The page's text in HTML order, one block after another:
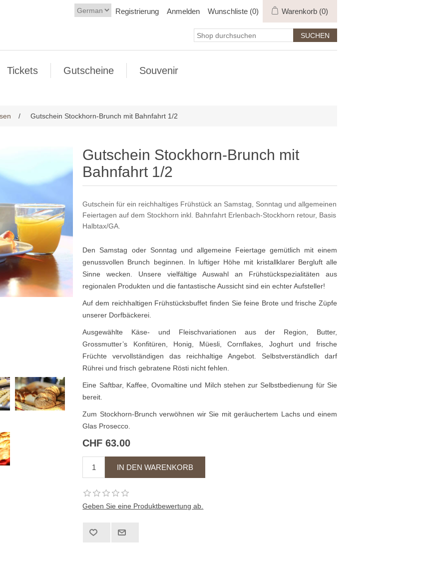
Registrierung Anmelden Wunschliste (0) Warenkorb (0)
Tickets Gutscheine Souvenir
/ Gutschein Stockhorn-Brunch mit Bahnfahrt 1/2
Gutschein Stockhorn-Brunch mit
Bahnfahrt 1/2
Gutschein für ein reichhaltiges Frühstück an Samstag, Sonntag und allgemeinen
Feiertagen auf dem Stockhorn inkl. Bahnfahrt Erlenbach-Stockhorn retour, Basis
Halbtax/GA.
Den Samstag oder Sonntag und allgemeine Feiertage gemütlich mit einem
genussvollen Brunch beginnen. In luftiger Höhe mit kristallklarer Bergluft alle
Sinne wecken. Unsere vielfältige Auswahl an Frühstückspezialitäten aus
regionalen Produkten und die fantastische Aussicht sind ein echter Aufsteller!
Auf dem reichhaltigen Frühstücksbuffet finden Sie feine Brote und frische Züpfe
unserer Dorfbäckerei.
Ausgewählte Käse- und Fleischvariationen aus der Region, Butter,
Grossmutter’s Konfitüren, Honig, Müesli, Cornflakes, Joghurt und frische
Früchte vervollständigen das reichhaltige Angebot. Selbstverständlich darf
Rührei und frisch gebratene Rösti nicht fehlen.
Eine Saftbar, Kaffee, Ovomaltine und Milch stehen zur Selbstbedienung für Sie
bereit.
Zum Stockhorn-Brunch verwöhnen wir Sie mit geräuchertem Lachs und einem
Glas Prosecco.
CHF 63.00
Geben Sie eine Produktbewertung ab.